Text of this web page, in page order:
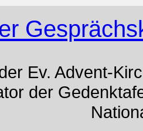
Ev. Advent-
der